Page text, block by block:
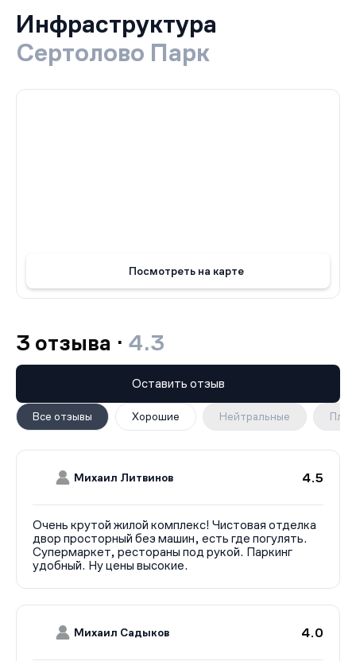
пропускная система, что повышает уровень
безопасности. Такие решения делают «Сертолово
Парк» современным и продуманным жилым
Инфраструктура
Сертолово Парк
Посмотреть на карте
3 отзыва · 4.3
Все отзывы Хорошие Нейтральные
Оставить отзыв
Михаил Литвинов 4.5
Очень крутой жилой комплекс! Чистовая отделка
двор просторный без машин, есть где погулять.
Супермаркет, рестораны под рукой. Паркинг
удобный. Ну цены высокие.
Михаил Садыков 4.0